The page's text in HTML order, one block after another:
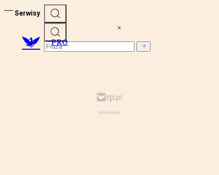
Serwisy
PRO